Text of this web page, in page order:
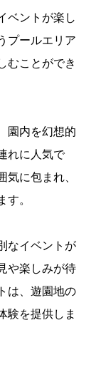
ベントが楽し
プールエリア
むことができ
園内を幻想的
れに人気で
に包まれ、
す。
なイベントが
や楽しみが待
は、遊園地の
験を提供しま